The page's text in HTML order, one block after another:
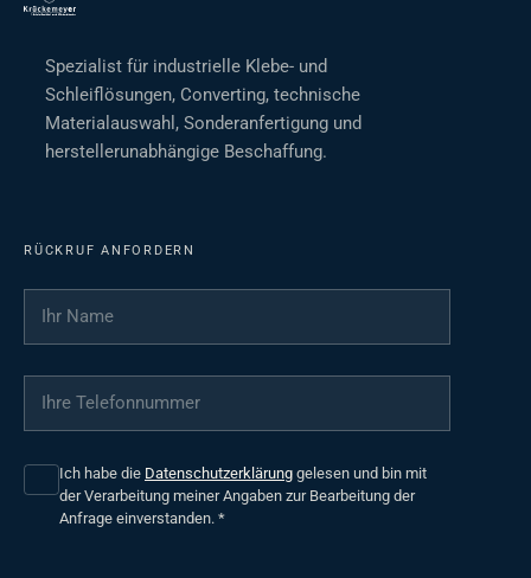
Spezialist für industrielle Klebe- und
Schleiflösungen, Converting, technische
Materialauswahl, Sonderanfertigung und
herstellerunabhängige Beschaffung.
RÜCKRUF ANFORDERN
Ihr Name
Ihre Telefonnummer
Ich habe die Datenschutzerklärung gelesen und bin mit
der Verarbeitung meiner Angaben zur Bearbeitung der
Anfrage einverstanden. *